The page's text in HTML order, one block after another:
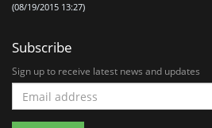
(08/19/2015 13:27)
Subscribe
Sign up to receive latest news and updates